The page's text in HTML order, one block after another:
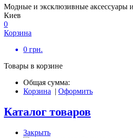
Модные и эксклюзивные аксессуары
Киев
0
Корзина
0 грн.
Товары в корзине
Общая сумма:
Корзина | Оформить
Каталог товаров
Закрыть